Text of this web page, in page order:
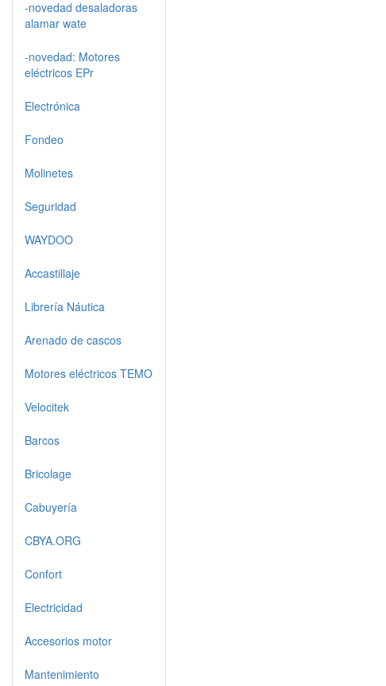
-novedad desaladoras
alamar wate
-novedad: Motores
eléctricos EPr
Electrónica
Fondeo
Molinetes
Seguridad
WAYDOO
Accastillaje
Librería Náutica
Arenado de cascos
Motores eléctricos TEMO
Velocitek
Barcos
Bricolage
Cabuyería
CBYA.ORG
Confort
Electricidad
Accesorios motor
Mantenimiento